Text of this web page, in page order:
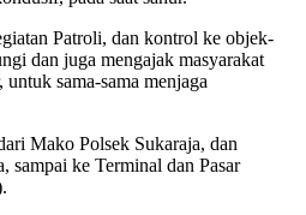
Patroli, dan kontrol ke objek-
dan juga mengajak masyarakat
sama-sama menjaga
Mako Polsek Sukaraja, dan
sampai ke Terminal dan Pasar